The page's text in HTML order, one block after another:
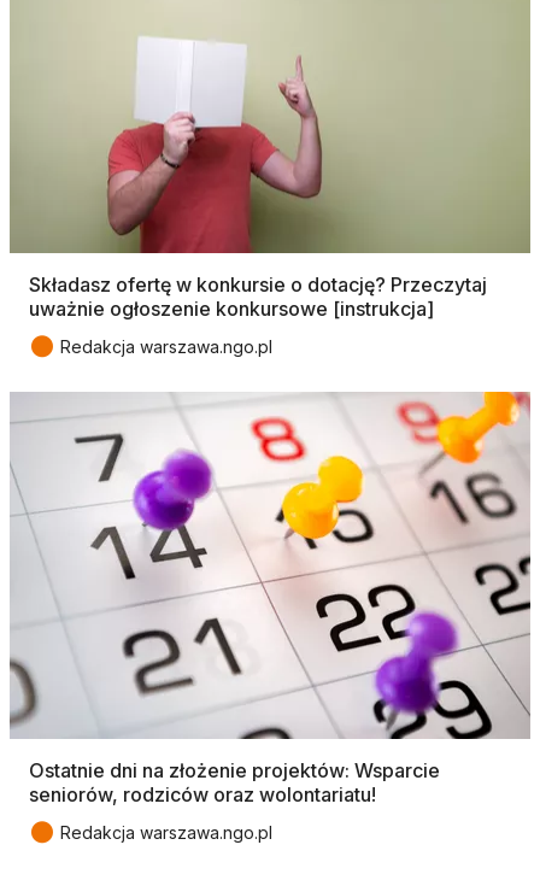
Składasz ofertę w konkursie o dotację? Przeczytaj
uważnie ogłoszenie konkursowe [instrukcja]
● Redakcja warszawa.ngo.pl
Ostatnie dni na złożenie projektów: Wsparcie
seniorów, rodziców oraz wolontariatu!
● Redakcja warszawa.ngo.pl